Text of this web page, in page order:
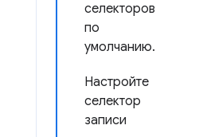
селекторов
по
умолчанию.
Настройте
селектор
записи